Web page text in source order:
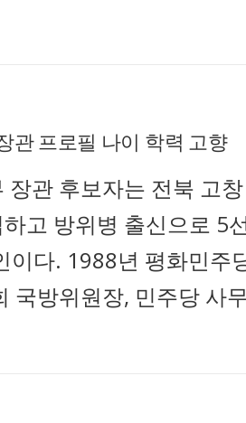
관 프로필 나이 학력 고향
장관 후보자는 전북 고
고 방위병 출신으로 5
이다. 1988년 평화민주
국방위원장, 민주당 사